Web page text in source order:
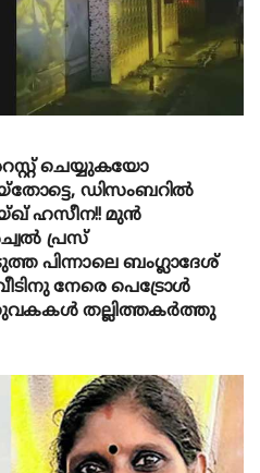
ചെയ്യുകയോ
ഡിസംബറിൽ
ഹസീന!! മുൻ
പ്രസ്
പിന്നാലെ ബംഗ്ലാദേശ്
വീടിനു നേരെ പെട്രോൾ
തല്ലിത്തകർത്തു